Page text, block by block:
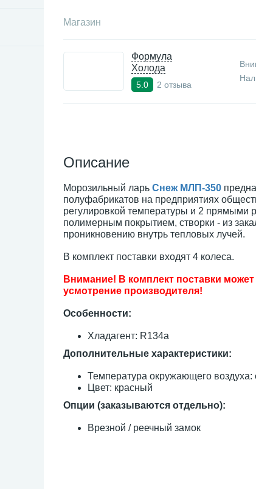
Магазин
Формула
Холода
5.0 2 отзыва
Описание
Морозильный ларь Снеж МЛП-350
полуфабрикатов на предприятиях
регулировкой температуры и 2 прямыми
полимерным покрытием, створки - из
проникновению внутрь тепловых лучей.
В комплект поставки входят 4 колеса.
Внимание! В комплект поставки
усмотрение производителя!
Особенности:
Хладагент: R134a
Дополнительные характеристики:
Температура окружающего воздуха:
Цвет: красный
Опции (заказываются отдельно):
Врезной / реечный замок